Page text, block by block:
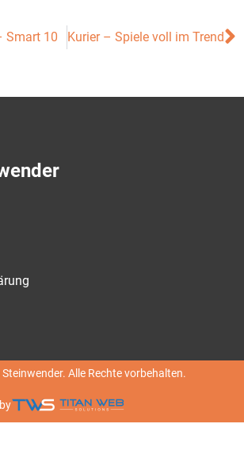
Smart 10 Kurier – Spiele voll im Trend
Alle Rechte vorbehalten.